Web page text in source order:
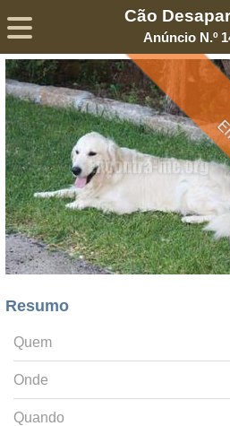
Cão
Anúncio N.º
Resumo
Quem
Onde
Quando
Sobre Declaração de
©2005-2026 Encontra-me® –